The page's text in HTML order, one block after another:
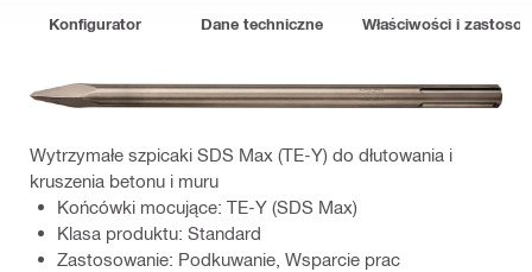
Konfigurator Dane techniczne Właściwości i
Wytrzymałe szpicaki SDS Max (TE-Y) do dłutowania i
kruszenia betonu i muru
Końcówki mocujące: TE-Y (SDS Max)
Klasa produktu: Standard
Zastosowanie: Podkuwanie, Wsparcie prac